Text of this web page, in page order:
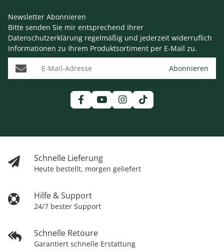
Schnelle Lieferung
Heute bestellt, morgen geliefert
Hilfe & Support
24/7 bester Support
Schnelle Retoure
Garantiert schnelle Erstattung
Newsletter Abonnieren
Bitte senden Sie mir entsprechend Ihrer
Datenschutzerklärung regelmäßig und jederzeit widerruflich
Informationen zu Ihrem Produktsortiment per E-Mail zu.
E-Mail-Adresse Abonnieren